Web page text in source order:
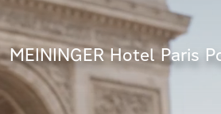
MEININGER Hotel Paris